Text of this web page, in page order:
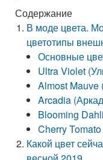
Содержание
В моде цвета.
цветотипы
Основные
Ultra Violet
Almost
Arcadia
Blooming
Cherry
Какой цвет